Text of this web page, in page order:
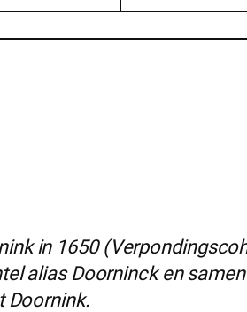
in 1650
alias Doorninck en
Doornink.